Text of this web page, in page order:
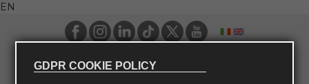
EN
GDPR COOKIE POLICY